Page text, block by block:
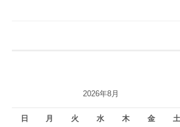
2026年8月
日 月 火 水 木 金 土